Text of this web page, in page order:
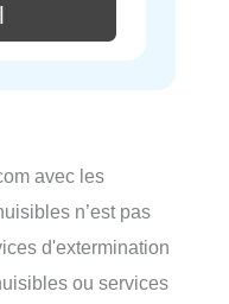
avec les
n’est pas
d'extermination
ou services